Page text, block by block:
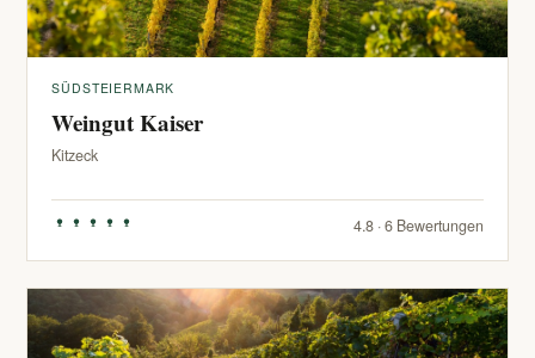
SÜDSTEIERMARK
Weingut Kaiser
Kitzeck
4.8 · 6 Bewertungen